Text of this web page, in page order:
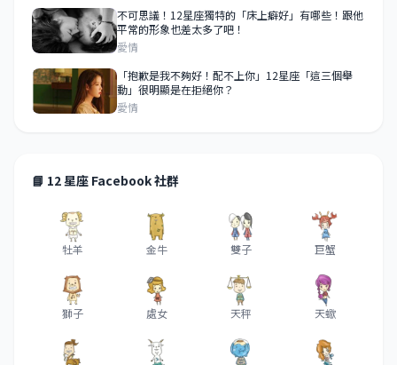
不可思議！12星座獨特的「床上癖好」有哪些！跟他
平常的形象也差太多了吧！
愛情
「抱歉是我不夠好！配不上你」12星座「這三個舉
動」很明顯是在拒絕你？
愛情
📘 12 星座 Facebook 社群
牡羊 金牛 雙子 巨蟹
獅子 處女 天秤 天蠍